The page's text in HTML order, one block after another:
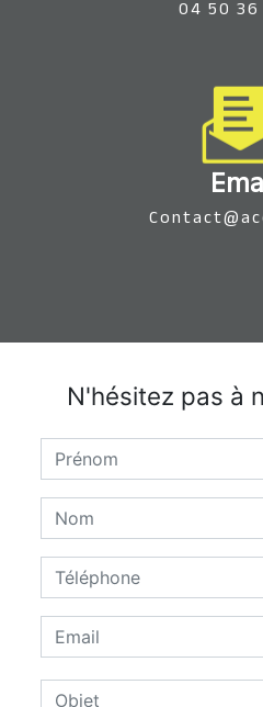
04 50
N'hésitez pas à